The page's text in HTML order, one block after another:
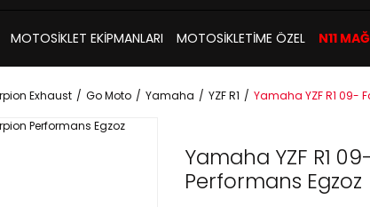
MOTOSİKLET EKİPMANLARI MOTOSİKLETİME ÖZEL N11
Exhaust Go Moto Yamaha YZF R1 Yamaha YZF R1 09-
Yamaha YZF R1
Performans Egzoz